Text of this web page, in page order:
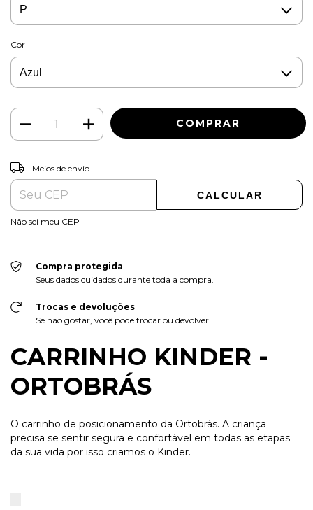
Cor
Entregas para o CEP:
Meios de envio
CALCULAR
Não sei meu CEP
Compra protegida
Seus dados cuidados durante toda a compra.
Trocas e devoluções
Se não gostar, você pode trocar ou devolver.
CARRINHO KINDER -
ORTOBRÁS
O carrinho de posicionamento da Ortobrás. A criança
precisa se sentir segura e confortável em todas as etapas
da sua vida por isso criamos o Kinder.